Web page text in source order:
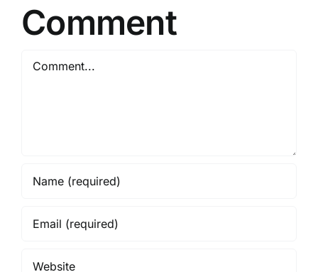
Comment